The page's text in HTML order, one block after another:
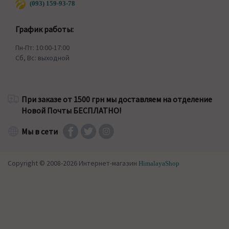
(093) 159-93-78
График работы:
Пн-Пт: 10:00-17:00
Сб, Вс: выходной
При заказе от 1500 грн мы доставляем на отделение
Новой Почты БЕСПЛАТНО!
Мы в сети
Copyright © 2008-2026 Интернет-магазин HimalayaShop